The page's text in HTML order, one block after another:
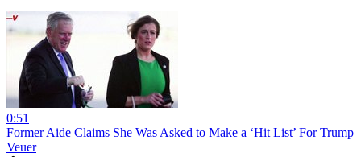
0:51
Former Aide Claims She Was Asked to Make a ‘Hit List’ For Trump
Veuer